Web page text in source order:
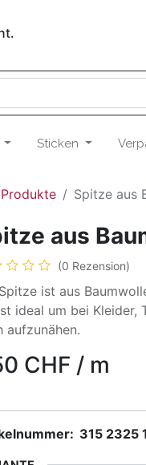
Sticken
Spitze aus
aus
(0 Rezension)
ist aus
ideal um bei Kleider,
aufzunähen.
CHF / m
315 2325